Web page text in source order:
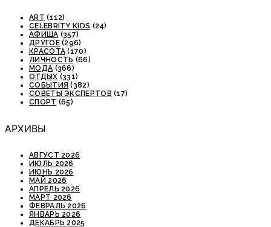
ART (112)
CELEBRITY KIDS (24)
АФИША (357)
ДРУГОЕ(296)
КРАСОТА (170)
ЛИЧНОСТЬ (66)
МОДА (366)
ОТДЫХ (331)
СОБЫТИЯ (382)
СОВЕТЫ ЭКСПЕРТОВ (17)
СПОРТ (65)
АРХИВЫ
АВГУСТ 2026
ИЮЛЬ 2026
ИЮНЬ 2026
МАЙ 2026
АПРЕЛЬ 2026
МАРТ 2026
ФЕВРАЛЬ 2026
ЯНВАРЬ 2026
ДЕКАБРЬ 2025